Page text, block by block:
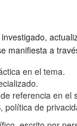
manifiesta a
en el tema.
referencia en el
política de